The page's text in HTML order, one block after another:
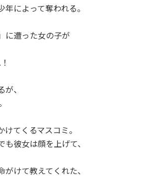
によって奪われる。
に遭った女の子が
、
てくるマスコミ。
彼女は顔を上げて、
けて教えてくれた、